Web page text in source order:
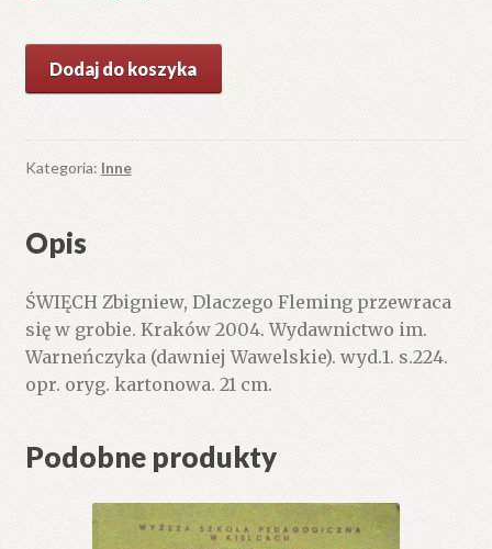
Dlaczego
przewraca
się
Dodaj do koszyka
Kategoria: Inne
Opis
ŚWIĘCH Zbigniew, Dlaczego Fleming przewraca
się w grobie. Kraków 2004. Wydawnictwo im.
Warneńczyka (dawniej Wawelskie). wyd.1. s.224.
opr. oryg. kartonowa. 21 cm.
Podobne produkty